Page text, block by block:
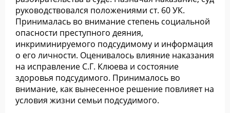
руководствовался положениями ст. 60 УК.
Принималась во внимание степень социальной
опасности преступного деяния,
инкриминируемого подсудимому и информация
о его личности. Оценивалось влияние наказания
на исправление С.Г. Клюева и состояние
здоровья подсудимого. Принималось во
внимание, как вынесенное решение повлияет на
условия жизни семьи подсудимого.